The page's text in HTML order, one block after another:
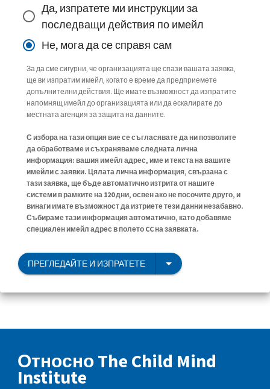
Да, изпратете ми инструкции за
последващи действия по имейл
Не, мога да се справя сам
За да сме сигурни, че организацията ще спази вашата заявка,
ще ви изпратим имейл, когато е време да предприемете
допълнителни действия. Ще имате възможност да изпратите
напомнящ имейл до организацията или да ескалирате до
местната агенция за защита на данните.
С избора на тази опция вие се съгласявате да ни позволите
да обработваме и съхраняваме следната лична
информация: вашия имейл адрес, име и текста на вашите
имейли с заявки. Цялата лична информация, свързана с
тази заявка, ще бъде автоматично изтрита от нашите
системи в рамките на 120 дни, освен ако не посочите друго, и
винаги имате възможност да изтриете тези данни незабавно.
Събираме тази информация автоматично, като добавяме
специален имейл адрес в полето CC на заявката.
ПРЕГЛЕДАЙТЕ И ИЗПРАТЕТЕ
Относно The Child Mind
Institute